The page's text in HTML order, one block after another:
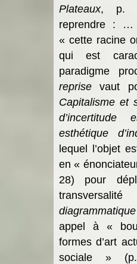
Plateaux, p.
reprendre : …
« cette racine
qui est
paradigme
reprisevaut
Capitalisme et
d’incertitude
esthétique
lequel l’objet
en «
28) pour
appel à «
formes d’art
sociale »